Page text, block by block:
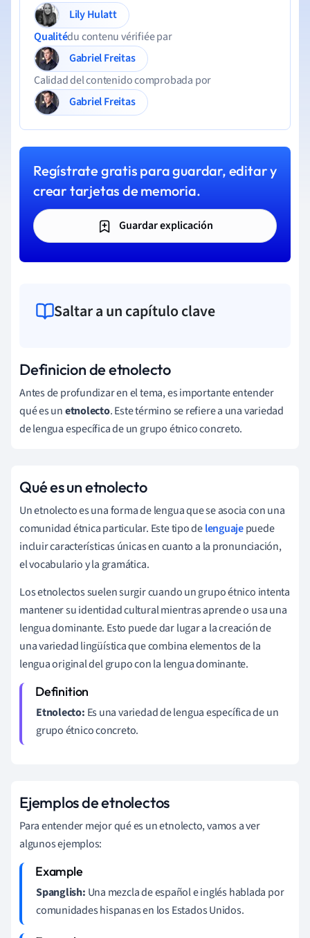
Lily Hulatt
Qualitédu contenu vérifiée par
Gabriel Freitas
Calidad del contenido comprobada por
Gabriel Freitas
Regístrate gratis para guardar, editar y
crear tarjetas de memoria.
Guardar explicación
Saltar a un capítulo clave
Definicion de etnolecto
Antes de profundizar en el tema, es importante entender
qué es unetnolecto. Este término se refiere a una variedad
de lengua específica de un grupo étnico concreto.
Qué es un etnolecto
Un etnolecto es una forma de lengua que se asocia con una
comunidad étnica particular. Este tipo delenguajepuede
incluir características únicas en cuanto a la pronunciación,
el vocabulario y la gramática.
Los etnolectos suelen surgir cuando un grupo étnico intenta
mantener su identidad cultural mientras aprende o usa una
lengua dominante. Esto puede dar lugar a la creación de
una variedad lingüística que combina elementos de la
lengua original del grupo con la lengua dominante.
Etnolecto: Es una variedad de lengua específica de un
grupo étnico concreto.
Ejemplos de etnolectos
Para entender mejor qué es un etnolecto, vamos a ver
algunos ejemplos:
Spanglish: Una mezcla de español e inglés hablada por
comunidades hispanas en los Estados Unidos.